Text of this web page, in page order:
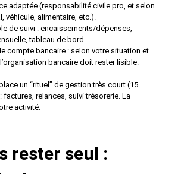
adaptée (responsabilité civile pro, et selon
véhicule, alimentaire, etc.).
de suivi : encaissements/dépenses,
tableau de bord.
compte bancaire : selon votre situation et
bancaire doit rester lisible.
un “rituel” de gestion très court (15
factures, relances, suivi trésorerie. La
activité.
rester seul :